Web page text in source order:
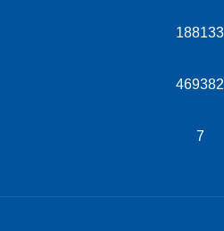
188133
469382
7